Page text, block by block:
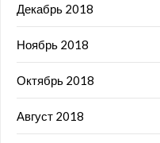
Декабрь 2018
Ноябрь 2018
Октябрь 2018
Август 2018